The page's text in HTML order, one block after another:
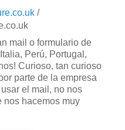
/
mail o formulario de
Perú, Portugal,
Curioso, tan curioso
parte de la empresa
el mail, no nos
nos hacemos muy